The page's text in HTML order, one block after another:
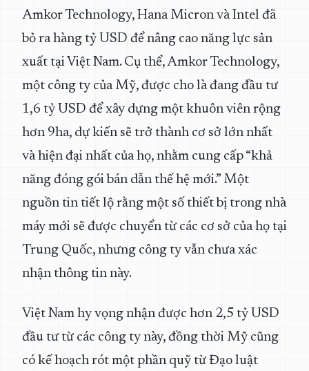
Amkor Technology, Hana Micron và Intel đã
bỏ ra hàng tỷ USD để nâng cao năng lực sản
xuất tại Việt Nam. Cụ thể, Amkor Technology,
một công ty của Mỹ, được cho là đang đầu tư
1,6 tỷ USD để xây dựng một khuôn viên rộng
hơn 9ha, dự kiến sẽ trở thành cơ sở lớn nhất
và hiện đại nhất của họ, nhằm cung cấp “khả
năng đóng gói bán dẫn thế hệ mới.” Một
nguồn tin tiết lộ rằng một số thiết bị trong nhà
máy mới sẽ được chuyển từ các cơ sở của họ tại
Trung Quốc, nhưng công ty vẫn chưa xác
nhận thông tin này.
Việt Nam hy vọng nhận được hơn 2,5 tỷ USD
đầu tư từ các công ty này, đồng thời Mỹ cũng
có kế hoạch rót một phần quỹ từ Đạo luật